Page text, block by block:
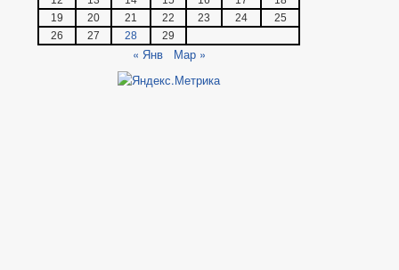
19
20 21 22 23 24
25
26
27 28 29
« Янв Мар »